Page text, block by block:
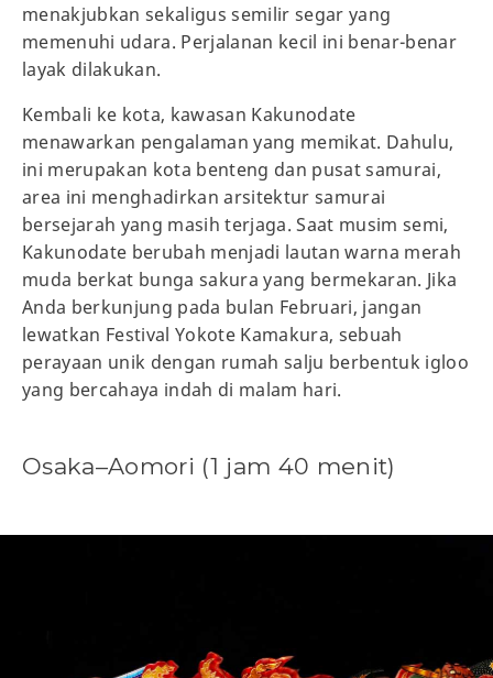
menakjubkan sekaligus semilir segar yang
memenuhi udara. Perjalanan kecil ini benar-benar
layak dilakukan.
Kembali ke kota, kawasan Kakunodate
menawarkan pengalaman yang memikat. Dahulu,
ini merupakan kota benteng dan pusat samurai,
area ini menghadirkan arsitektur samurai
bersejarah yang masih terjaga. Saat musim semi,
Kakunodate berubah menjadi lautan warna merah
muda berkat bunga sakura yang bermekaran. Jika
Anda berkunjung pada bulan Februari, jangan
lewatkan Festival Yokote Kamakura, sebuah
perayaan unik dengan rumah salju berbentuk igloo
yang bercahaya indah di malam hari.
Osaka–Aomori (1 jam 40 menit)